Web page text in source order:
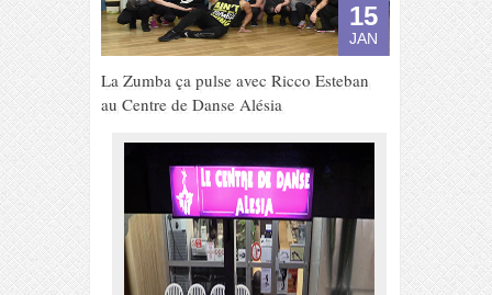
15
JAN
La Zumba ça pulse avec Ricco Esteban
au Centre de Danse Alésia